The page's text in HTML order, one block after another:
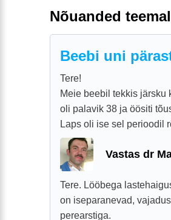
Nõuanded
Beebi uni
Tere!
Meie beebil tekkis järsku
oli palavik 38 ja öösiti
Laps oli ise sel perioodil
Vastas dr
Tere. Lööbega
on iseparanevad,
perearstiga.